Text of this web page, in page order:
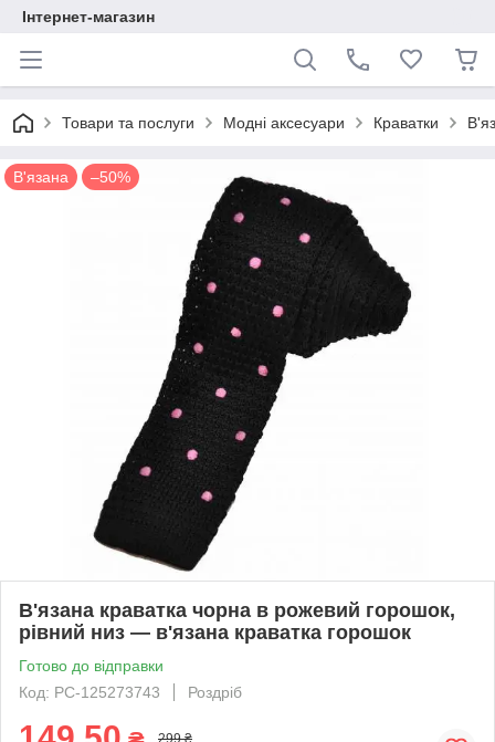
Інтернет-магазин
Товари та послуги Модні аксесуари Краватки
В'язана –50%
В'язана краватка чорна в рожевий горошок,
рівний низ — в'язана краватка горошок
Готово до відправки
Код: PC-125273743
Роздріб
299 ₴